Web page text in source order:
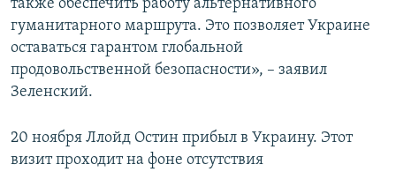
также обеспечить работу альтернативного
гуманитарного маршрута. Это позволяет Украине
оставаться гарантом глобальной
продовольственной безопасности», – заявил
Зеленский.
20 ноября Ллойд Остин прибыл в Украину. Этот
визит проходит на фоне отсутствия